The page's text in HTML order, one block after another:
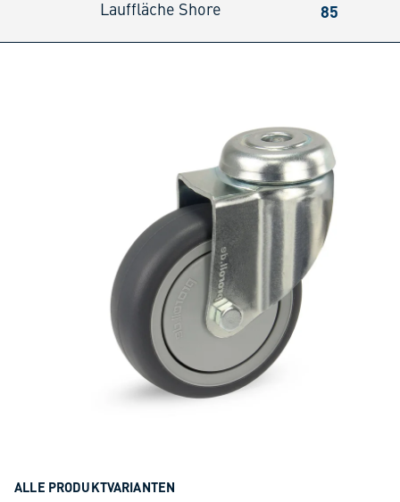
Lauffläche Shore 85
ALLE PRODUKTVARIANTEN